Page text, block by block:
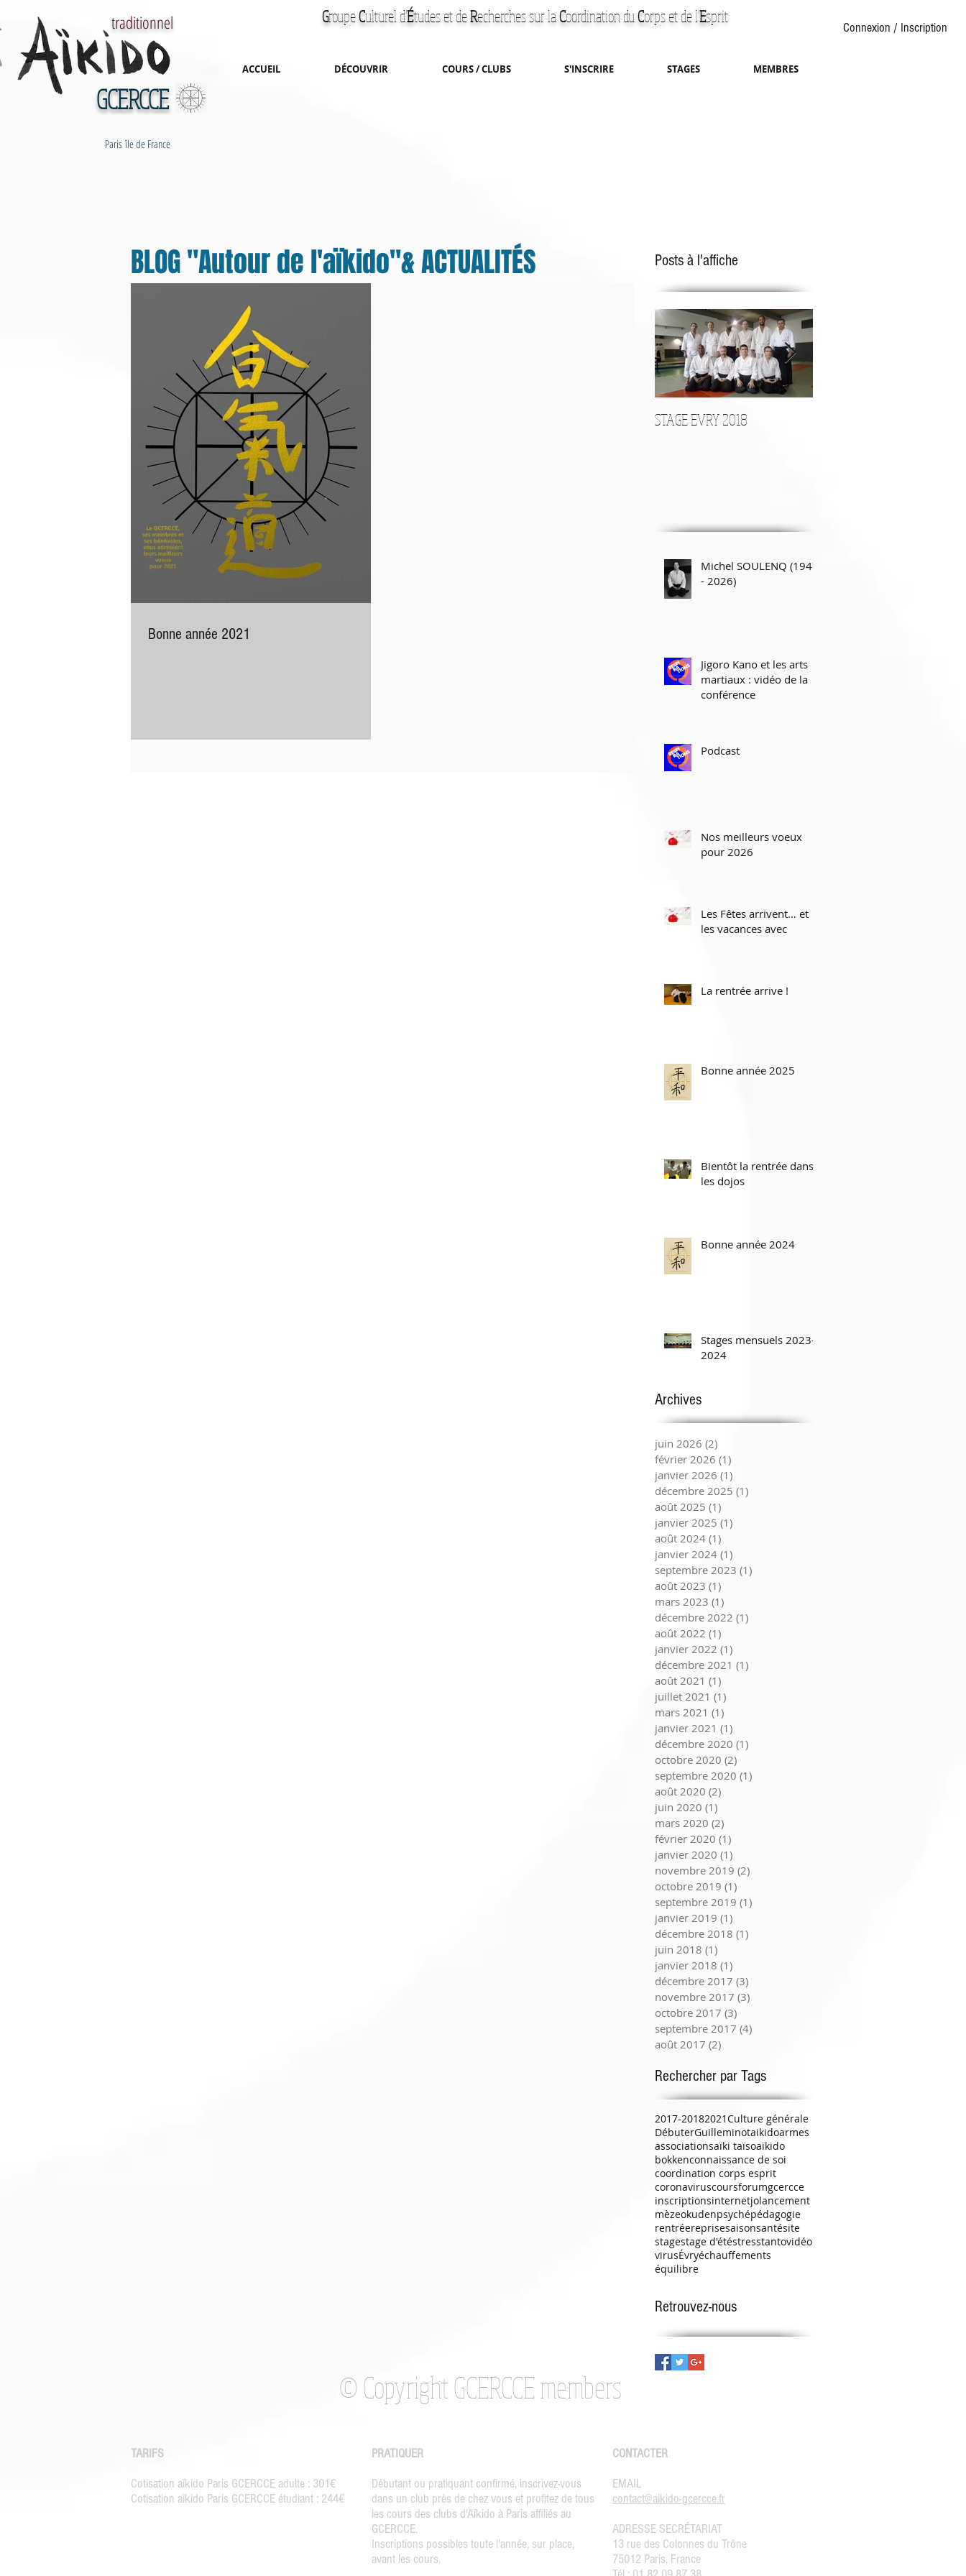
GCERCCE
Paris île de France
traditionnel GroupeCulturel d'Études et deRecherchessur laCoordination duCorps et de l'Esprit
Connexion / Inscription
ACCUEIL DÉCOUVRIR COURS / CLUBS S'INSCRIRE STAGES MEMBRES
Bonne année 2021
BLOG "Autour de l'aïkido"& ACTUALITÉS Posts à l'affiche
Posts Récents
STAGE EVRY 2018
Michel SOULENQ (1947
- 2026)
Jigoro Kano et les arts
martiaux : vidéo de la
conférence
Podcast
Nos meilleurs voeux
pour 2026
Les Fêtes arrivent… et
les vacances avec
La rentrée arrive !
Bonne année 2025
Bientôt la rentrée dans
les dojos
Bonne année 2024
Stages mensuels 2023-
2024
Archives
juin 2026 (2)
février 2026 (1)
janvier 2026 (1)
décembre 2025 (1)
août 2025 (1)
janvier 2025 (1)
août 2024 (1)
janvier 2024 (1)
septembre 2023 (1)
août 2023 (1)
mars 2023 (1)
décembre 2022 (1)
août 2022 (1)
janvier 2022 (1)
décembre 2021 (1)
août 2021 (1)
juillet 2021 (1)
mars 2021 (1)
janvier 2021 (1)
décembre 2020 (1)
octobre 2020 (2)
septembre 2020 (1)
août 2020 (2)
juin 2020 (1)
mars 2020 (2)
février 2020 (1)
janvier 2020 (1)
novembre 2019 (2)
octobre 2019 (1)
septembre 2019 (1)
janvier 2019 (1)
décembre 2018 (1)
juin 2018 (1)
janvier 2018 (1)
décembre 2017 (3)
novembre 2017 (3)
octobre 2017 (3)
septembre 2017 (4)
août 2017 (2)
Rechercher par Tags
2017-20182021Culture générale
DébuterGuilleminotaikidoarmes
associationsaïki taïsoaïkido
bokkenconnaissance de soi
coordination corps esprit
coronaviruscoursforumgcercce
inscriptionsinternetjolancement
mèzeokudenpsychépédagogie
rentréereprisesaisonsantésite
stagestage d'étéstresstantovidéo
virusÉvryéchauffements
équilibre
Retrouvez-nous
© Copyright GCERCCE members
TARIFS
Cotisation aïkido Paris GCERCCE adulte : 301€
Cotisation aïkido Paris GCERCCE étudiant : 244€
PRATIQUER
Débutant ou pratiquant confirmé, inscrivez-vous
dans un club près de chez vous et profitez de tous
les cours des clubs d'Aïkido à Paris affiliés au
GCERCCE.
Inscriptions possibles toute l'année, sur place,
avant les cours.
CONTACTER
EMAIL
contact@aikido-gcercce.fr
ADRESSE SECRÉTARIAT
13 rue des Colonnes du Trône
75012 Paris, France